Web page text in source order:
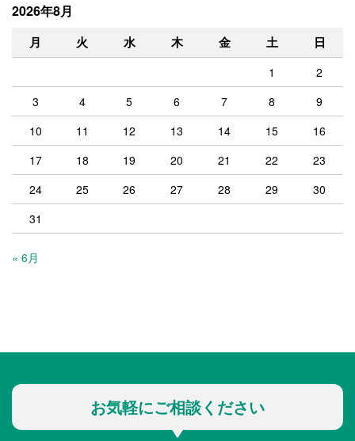
2026年8月
月 火 水 木 金 土 日
1
2
3
4 5 6 7 8
9
10
11 12 13 14 15
16
17
18 19 20 21 22
23
24
25 26 27 28 29
30
31
« 6月
お気軽にご相談ください